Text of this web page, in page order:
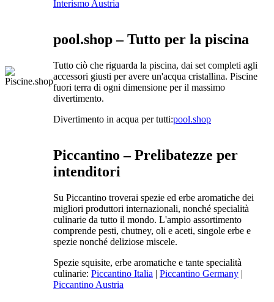
Interismo Austria
pool.shop – Tutto per la piscina
Tutto ciò che riguarda la piscina, dai set completi agli
accessori giusti per avere un'acqua cristallina. Piscine
fuori terra di ogni dimensione per il massimo
divertimento.
Divertimento in acqua per tutti:pool.shop
Piccantino – Prelibatezze per
intenditori
Su Piccantino troverai spezie ed erbe aromatiche dei
migliori produttori internazionali, nonché specialità
culinarie da tutto il mondo. L'ampio assortimento
comprende pesti, chutney, oli e aceti, singole erbe e
spezie nonché deliziose miscele.
Spezie squisite, erbe aromatiche e tante specialità
culinarie: Piccantino Italia | Piccantino Germany |
Piccantino Austria